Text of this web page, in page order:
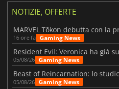
NOTIZIE, OFFERTE
16 ore fa Gaming News
05/08/26 Gaming News
05/08/26 Gaming News